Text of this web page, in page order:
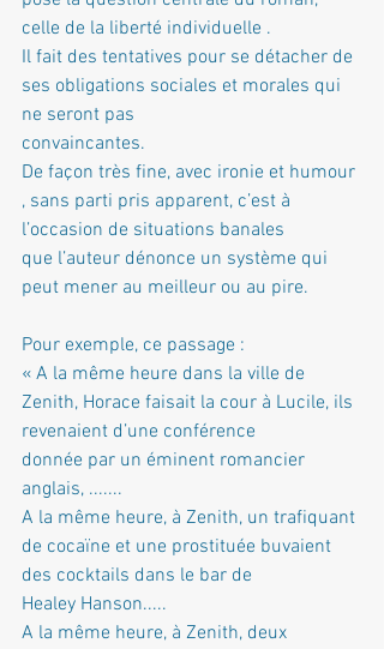
celle de la liberté individuelle .
Il fait des tentatives pour se détacher de
ses obligations sociales et morales qui
ne seront pas
convaincantes.
De façon très fine, avec ironie et humour
, sans parti pris apparent, c’est à
l’occasion de situations banales
que l’auteur dénonce un système qui
peut mener au meilleur ou au pire.
Pour exemple, ce passage :
« A la même heure dans la ville de
Zenith, Horace faisait la cour à Lucile, ils
revenaient d’une conférence
donnée par un éminent romancier
anglais, .......
A la même heure, à Zenith, un trafiquant
de cocaïne et une prostituée buvaient
des cocktails dans le bar de
Healey Hanson.....
A la même heure, à Zenith, deux